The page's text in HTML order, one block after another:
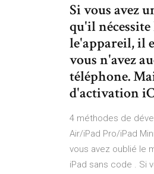
Si vous avez
qu'il
le'appareil, il
vous n'avez
téléphone.
d'activation
4 méthodes de
Air/iPad Pro/iPad
vous avez oublié le
iPad sans code . Si